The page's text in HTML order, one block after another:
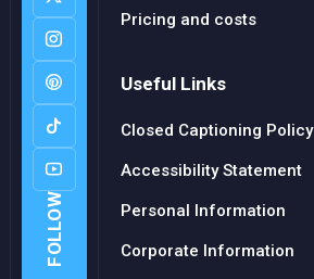
FOLLOW
Pricing and costs
Useful Links
Closed Captioning Policy
Accessibility Statement
Personal Information
Corporate Information